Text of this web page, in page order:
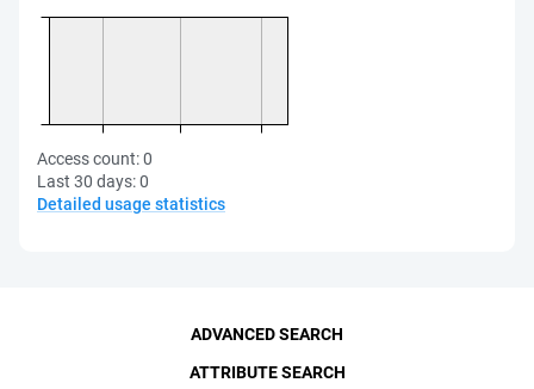
Access count:0
Last 30 days:0
Detailed usage statistics
ADVANCED SEARCH
ATTRIBUTE SEARCH